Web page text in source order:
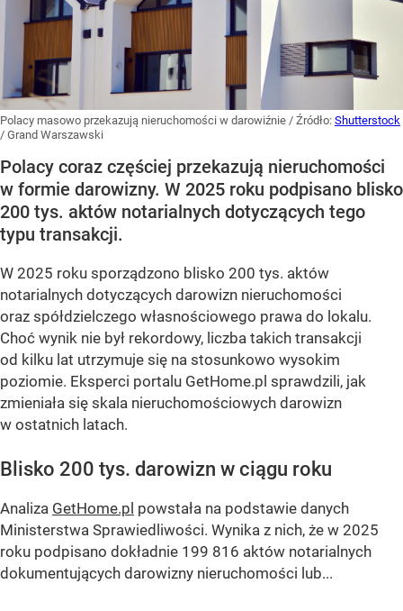
Polacy masowo przekazują nieruchomości w darowiźnie / Źródło: Shutterstock
/ Grand Warszawski
Polacy coraz częściej przekazują nieruchomości
w formie darowizny. W 2025 roku podpisano blisko
200 tys. aktów notarialnych dotyczących tego
typu transakcji.
W 2025 roku sporządzono blisko 200 tys. aktów
notarialnych dotyczących darowizn nieruchomości
oraz spółdzielczego własnościowego prawa do lokalu.
Choć wynik nie był rekordowy, liczba takich transakcji
od kilku lat utrzymuje się na stosunkowo wysokim
poziomie. Eksperci portalu GetHome.pl sprawdzili, jak
zmieniała się skala nieruchomościowych darowizn
w ostatnich latach.
Blisko 200 tys. darowizn w ciągu roku
Analiza GetHome.pl powstała na podstawie danych
Ministerstwa Sprawiedliwości. Wynika z nich, że w 2025
roku podpisano dokładnie 199 816 aktów notarialnych
dokumentujących darowizny nieruchomości lub...